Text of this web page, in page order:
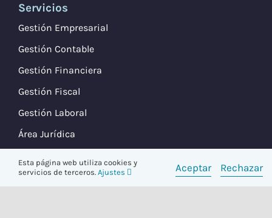
Servicios
Gestión Empresarial
Gestión Contable
Gestión Financiera
Gestión Fiscal
Gestión Laboral
Área Jurídica
© Moya & Emery 2026. Todos los derechos reservados.
Esta página web utiliza cookies y
servicios de terceros. Ajustes Aceptar Rechazar